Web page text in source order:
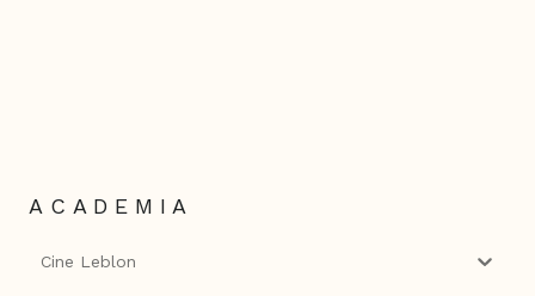
ACADEMIA
Cine Leblon